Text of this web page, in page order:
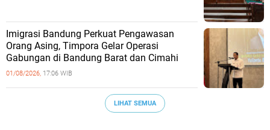
Imigrasi Bandung Perkuat Pengawasan
Orang Asing, Timpora Gelar Operasi
Gabungan di Bandung Barat dan Cimahi
01/08/2026, 17:06 WIB
LIHAT SEMUA